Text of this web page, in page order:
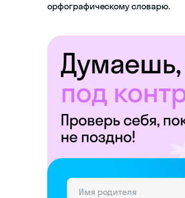
орфографическому словарю.